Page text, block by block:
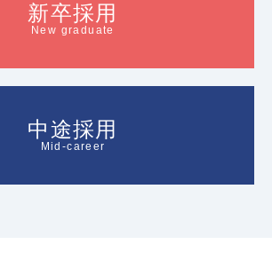
新卒採用
New graduate
中途採用
Mid-career